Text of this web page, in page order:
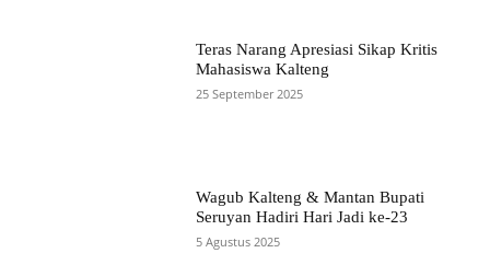
Teras Narang Apresiasi Sikap Kritis
Mahasiswa Kalteng
25 September 2025
Wagub Kalteng & Mantan Bupati
Seruyan Hadiri Hari Jadi ke-23
5 Agustus 2025